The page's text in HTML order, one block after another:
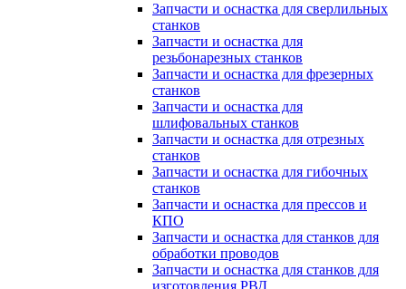
Запчасти и оснастка для сверлильных
станков
Запчасти и оснастка для
резьбонарезных станков
Запчасти и оснастка для фрезерных
станков
Запчасти и оснастка для
шлифовальных станков
Запчасти и оснастка для отрезных
станков
Запчасти и оснастка для гибочных
станков
Запчасти и оснастка для прессов и
КПО
Запчасти и оснастка для станков для
обработки проводов
Запчасти и оснастка для станков для
изготовления РВД